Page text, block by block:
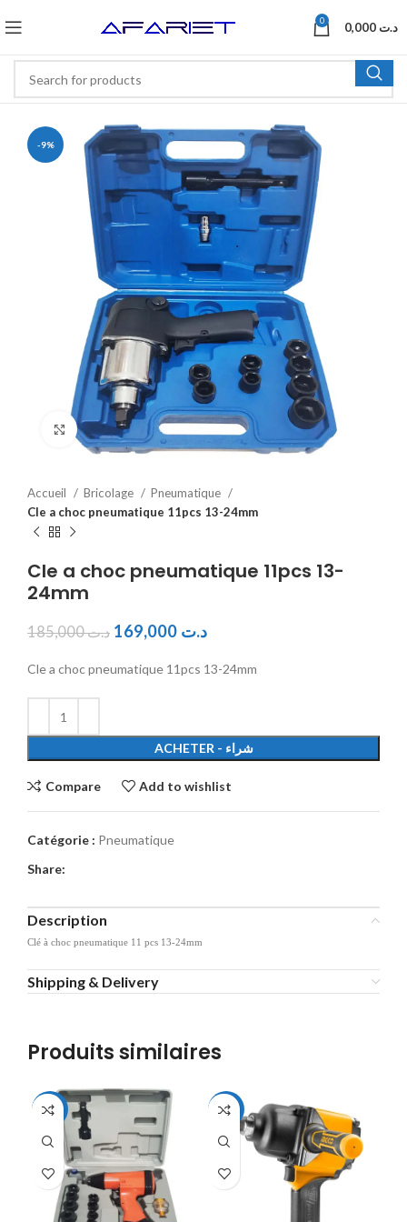
0 د.ت
-9%
Click to enlarge
Accueil Bricolage
Pneumatique
Cle a choc pneumatique 11pcs 13-24mm
Cle a choc pneumatique 11pcs 13-
24mm
د.ت185,000 د.ت
Cle a choc pneumatique 11pcs 13-24mm
ACHETER - شراء
Compare Add to wishlist
Catégorie : Pneumatique
Share:
Description
Clé à choc pneumatique 11 pcs 13-24mm
Shipping & Delivery
Produits similaires
-11% -13%